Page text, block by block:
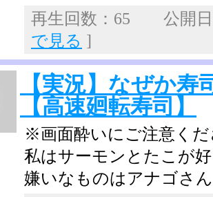
再生回数：65 公開
で見る ]
【実況】なぜか
【高速廻転寿司】
※画面酔いにご注意く
私はサーモンとたこが
嫌いなものはアナゴさ